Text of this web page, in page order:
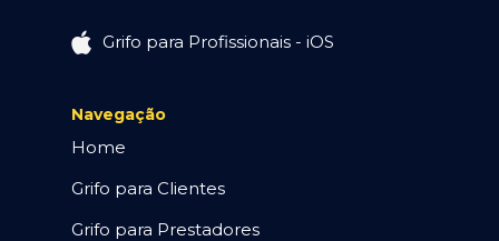
Grifo para Profissionais - iOS
Navegação
Home
Grifo para Clientes
Grifo para Prestadores